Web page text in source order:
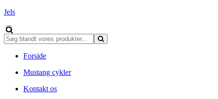
Jels
Forside
Mustang cykler
Kontakt os